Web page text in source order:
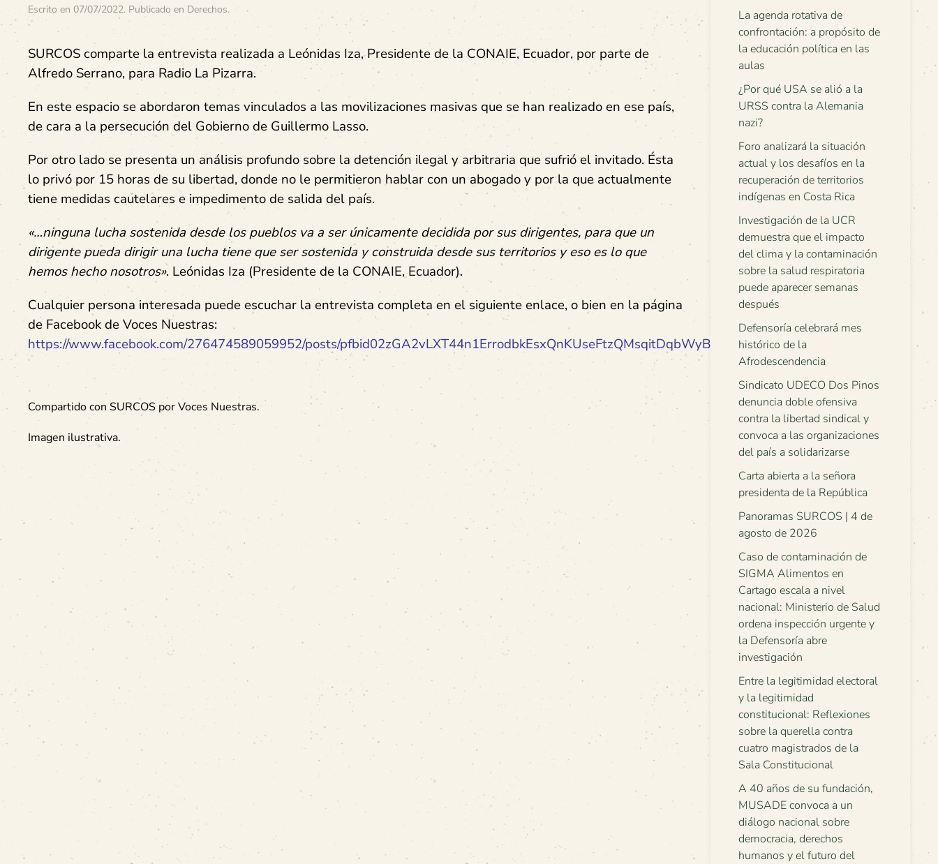
Escrito en 07/07/2022. Publicado en Derechos.
SURCOS comparte la entrevista realizada a Leónidas Iza, Presidente de la CONAIE, Ecuador, por parte de
Alfredo Serrano, para Radio La Pizarra.
En este espacio se abordaron temas vinculados a las movilizaciones masivas que se han realizado en ese país,
de cara a la persecución del Gobierno de Guillermo Lasso.
Por otro lado se presenta un análisis profundo sobre la detención ilegal y arbitraria que sufrió el invitado. Ésta
lo privó por 15 horas de su libertad, donde no le permitieron hablar con un abogado y por la que actualmente
tiene medidas cautelares e impedimento de salida del país.
«…ninguna lucha sostenida desde los pueblos va a ser únicamente decidida por sus dirigentes, para que un
dirigente pueda dirigir una lucha tiene que ser sostenida y construida desde sus territorios y eso es lo que
hemos hecho nosotros». Leónidas Iza (Presidente de la CONAIE, Ecuador).
Cualquier persona interesada puede escuchar la entrevista completa en el siguiente enlace, o bien en la página
de Facebook de Voces Nuestras:
https://www.facebook.com/276474589059952/posts/pfbid02zGA2vLXT44n1ErrodbkEsxQnKUseFtzQMsqitDqbWyB2SVYseG26o897frRF7mvgl/
Compartido con SURCOS por Voces Nuestras.
Imagen ilustrativa.
La agenda rotativa de
confrontación: a propósito de
la educación política en las
aulas
¿Por qué USA se alió a la
URSS contra la Alemania
nazi?
Foro analizará la situación
actual y los desafíos en la
recuperación de territorios
indígenas en Costa Rica
Investigación de la UCR
demuestra que el impacto
del clima y la contaminación
sobre la salud respiratoria
puede aparecer semanas
después
Defensoría celebrará mes
histórico de la
Afrodescendencia
Sindicato UDECO Dos Pinos
denuncia doble ofensiva
contra la libertad sindical y
convoca a las organizaciones
del país a solidarizarse
Carta abierta a la señora
presidenta de la República
Panoramas SURCOS | 4 de
agosto de 2026
Caso de contaminación de
SIGMA Alimentos en
Cartago escala a nivel
nacional: Ministerio de Salud
ordena inspección urgente y
la Defensoría abre
investigación
Entre la legitimidad electoral
y la legitimidad
constitucional: Reflexiones
sobre la querella contra
cuatro magistrados de la
Sala Constitucional
A 40 años de su fundación,
MUSADE convoca a un
diálogo nacional sobre
democracia, derechos
humanos y el futuro del